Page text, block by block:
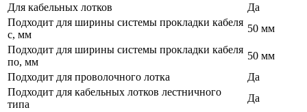
Для кабельных лотков
Да
Подходит для ширины системы прокладки кабеля
с, мм
50 мм
Подходит для ширины системы прокладки кабеля
по, мм
50 мм
Подходит для проволочного лотка
Да
Подходит для кабельных лотков лестничного
типа
Да